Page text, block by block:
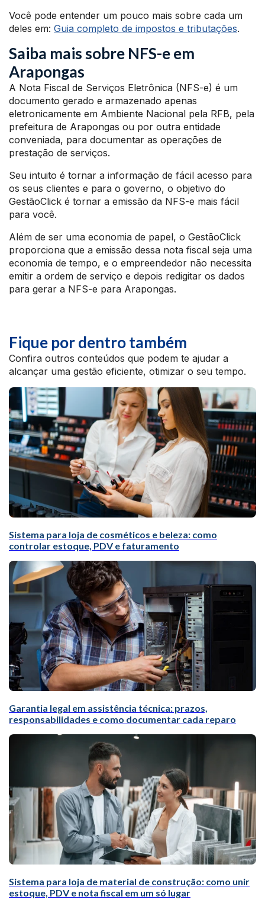
Você pode entender um pouco mais sobre cada um
deles em: Guia completo de impostos e tributações.
Saiba mais sobre NFS-e em
Arapongas
A Nota Fiscal de Serviços Eletrônica (NFS-e) é um
documento gerado e armazenado apenas
eletronicamente em Ambiente Nacional pela RFB, pela
prefeitura de Arapongas ou por outra entidade
conveniada, para documentar as operações de
prestação de serviços.
Seu intuito é tornar a informação de fácil acesso para
os seus clientes e para o governo, o objetivo do
GestãoClick é tornar a emissão da NFS-e mais fácil
para você.
Além de ser uma economia de papel, o GestãoClick
proporciona que a emissão dessa nota fiscal seja uma
economia de tempo, e o empreendedor não necessita
emitir a ordem de serviço e depois redigitar os dados
para gerar a NFS-e para Arapongas.
Fique por dentro também
Confira outros conteúdos que podem te ajudar a
alcançar uma gestão eficiente, otimizar o seu tempo.
Sistema para loja de cosméticos e beleza: como
controlar estoque, PDV e faturamento
Garantia legal em assistência técnica: prazos,
responsabilidades e como documentar cada reparo
Sistema para loja de material de construção: como unir
estoque, PDV e nota fiscal em um só lugar